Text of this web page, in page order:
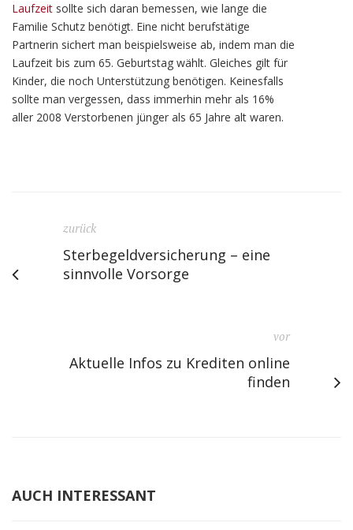
Laufzeit sollte sich daran bemessen, wie lange die
Familie Schutz benötigt. Eine nicht berufstätige
Partnerin sichert man beispielsweise ab, indem man die
Laufzeit bis zum 65. Geburtstag wählt. Gleiches gilt für
Kinder, die noch Unterstützung benötigen. Keinesfalls
sollte man vergessen, dass immerhin mehr als 16%
aller 2008 Verstorbenen jünger als 65 Jahre alt waren.
zurück
Sterbegeldversicherung – eine
sinnvolle Vorsorge
vor
Aktuelle Infos zu Krediten online
finden
AUCH INTERESSANT